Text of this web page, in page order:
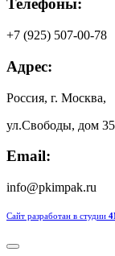
Телефоны:
+7 (925) 507-00-78
Адрес:
Россия, г. Москва,
ул.Свободы, дом
Email:
info@pkimpak.ru
Сайт разработан в студии